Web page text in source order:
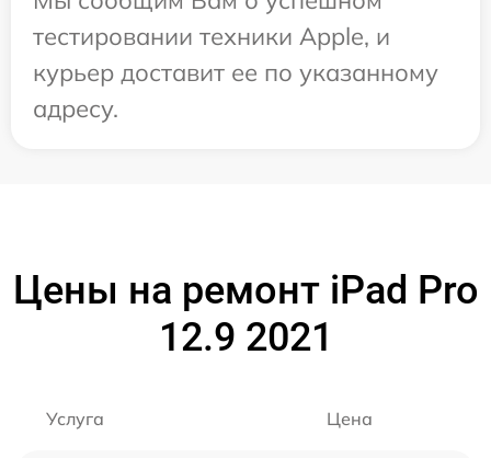
тестировании техники Apple, и
курьер доставит ее по указанному
адресу.
Цены на ремонт iPad Pro
12.9 2021
Услуга Цена